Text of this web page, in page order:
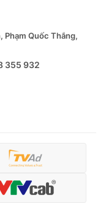
Phạm Quốc Thắng,
355 932